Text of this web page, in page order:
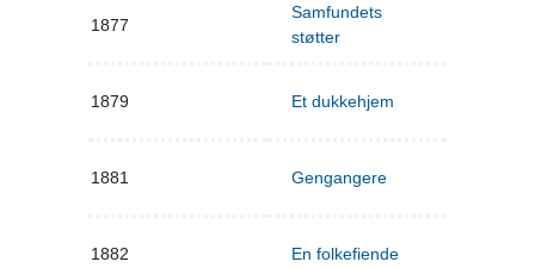
1877
Samfundets
støtter
1879 Et dukkehjem
1881 Gengangere
1882 En folkefiende